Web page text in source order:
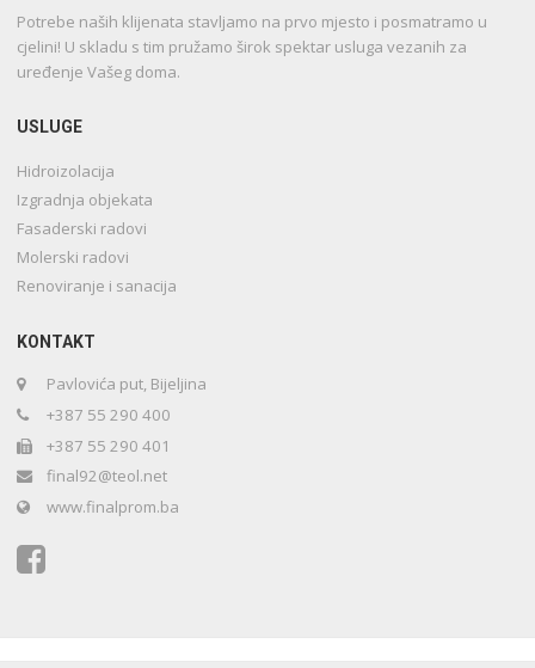
Potrebe naših klijenata stavljamo na prvo mjesto i posmatramo u
cjelini! U skladu s tim pružamo širok spektar usluga vezanih za
uređenje Vašeg doma.
USLUGE
Hidroizolacija
Izgradnja objekata
Fasaderski radovi
Molerski radovi
Renoviranje i sanacija
KONTAKT
Pavlovića put, Bijeljina
+387 55 290 400
+387 55 290 401
final92@teol.net
www.finalprom.ba